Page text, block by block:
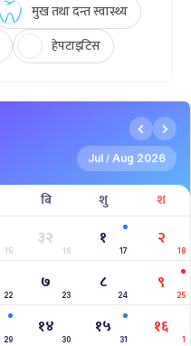
मुख तथा दन्त स्वास्थ्य
हेपटाइटिस
Jul / Aug 2026
बि शु श
15
३२
16
१
17
२
18
22
७
23
८
24
९
25
29
१४
30
१५
31
१६
1